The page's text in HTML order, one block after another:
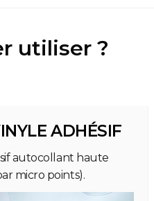
utiliser ?
ADHÉSIF
autocollant haute
micro points).